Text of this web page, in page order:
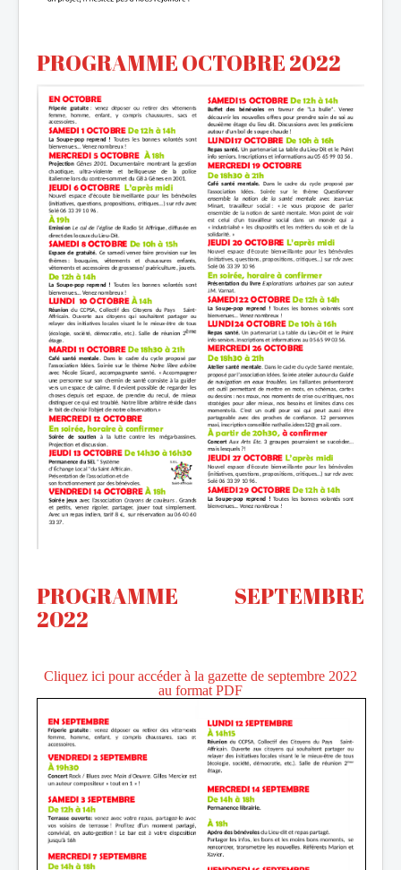
PROGRAMME OCTOBRE2022
PROGRAMME SEPTEMBRE
2022
Cliquez ici pour accéder à la gazette de septembre 2022
au format PDF